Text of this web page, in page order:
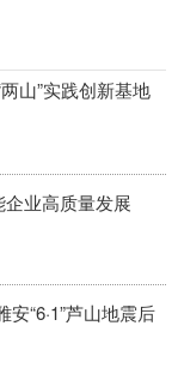
山”实践创新基地
企业高质量发展
“6·1”芦山地震后